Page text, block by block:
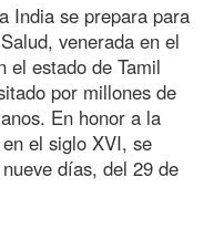
India se prepara para
venerada en el
el estado de Tamil
por millones de
En honor a la
el siglo XVI, se
días, del 29 de